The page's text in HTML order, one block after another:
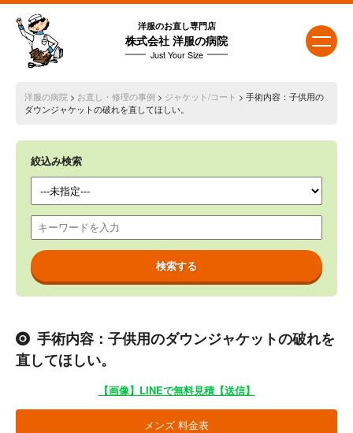
洋服のお直し専門店
株式会社 洋服の病院
Just Your Size
洋服の病院 > お直し・修理の事例 > ジャケット/コート > 手術内容：子供用の
ダウンジャケットの破れを直してほしい。
絞込み検索
手術内容：子供用のダウンジャケットの破れを
直してほしい。
【画像】LINEで無料見積【送信】
メンズ 料金表